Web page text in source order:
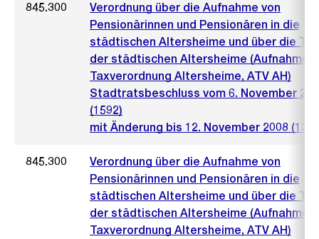
845.300
Verordnung über die Aufnahme von
Pensionärinnen und Pensionären in die
städtischen Altersheime und über die
der städtischen Altersheime (Aufnahme-
Taxverordnung Altersheime, ATV AH)
Stadtratsbeschluss vom 6. November
(1592)
mit Änderung bis 12. November 2008
845.300
Verordnung über die Aufnahme von
Pensionärinnen und Pensionären in die
städtischen Altersheime und über die
der städtischen Altersheime (Aufnahme-
Taxverordnung Altersheime, ATV AH)